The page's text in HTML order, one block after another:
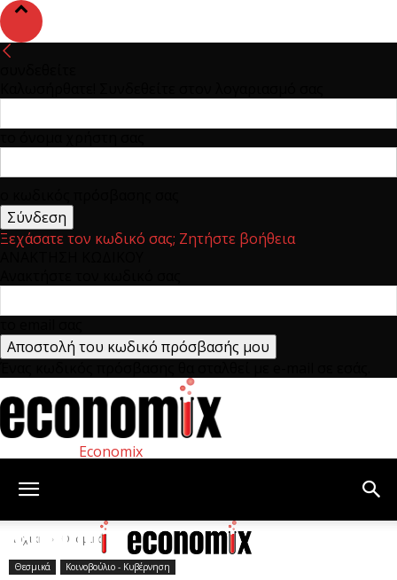
Ξεχάσατε τον κωδικό σας; Ζητήστε βοήθεια
Economix
Αρχική Θεσμικά
Θεσμικά Κοινοβούλιο - Κυβέρνηση